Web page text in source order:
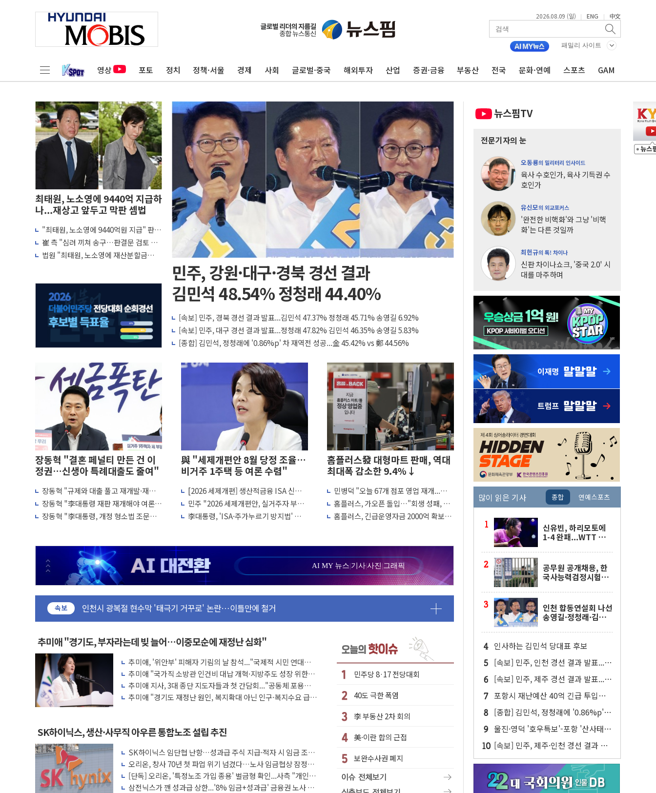
2026.08.09 (일) | ENG | 中文
패밀리 사이트
영상 포토 정치 정책·서울 경제 사회 글로벌·중국 해외투자 산업 증권·금융 부동산 전국 문화·연예 스포츠 GAM
최태원, 노소영에 9440억 지급하
나...재상고 앞두고 막판 셈법
"최태원, 노소영에 9440억원 지급" 판
결…재상고시 다시 대법으로
崔 측 "심려 끼쳐 송구…판결문 검토 후
재상고 여부 결정"·노소영 측 묵묵부답
법원 "최태원, 노소영에 재산분할금
민주, 강원·대구·경북 경선 결과
김민석 48.54% 정청래 44.40%
[속보] 민주, 경북 경선 결과 발표...김민석 47.37% 정청래 45.71% 송영길 6.92%
[속보] 민주, 대구 경선 결과 발표...정청래 47.82% 김민석 46.35% 송영길 5.83%
[종합] 김민석, 정청래에 '0.86%p' 차 재역전 성공...金 45.42% vs 鄭 44.56%
장동혁 "결혼 페널티 만든 건 이
정권…신생아 특례대출도 줄여"
장동혁 "규제와 대출 풀고 재개발·재건
축 촉진하는 것이 부동산 정상화"
장동혁 "李대통령 재판 재개해야 여론조
사 51.9%…그것이 국민의 뜻"
장동혁 "李대통령, 개정 형소법 조문도
與 "세제개편안 8월 당정 조율…
비거주 1주택 등 여론 수렴"
[2026 세제개편] 생산적금융 ISA 신설...
국내 투자 땐 이자·배당 전액 '비과세'
민주 "2026 세제개편안, 실거주자 부담
줄이고 과세 형평 바로잡는 개편"
李대통령, 'ISA·주가누르기 방지법' 전면
홈플러스發 대형마트 판매, 역대
최대폭 감소한 9.4%↓
민병덕 "오늘 67개 점포 영업 재개...장바
구니에 홈플러스 담아달라" 호소
홈플러스, 가오픈 돌입…"회생 성패, 상
품 공급·협력사 신뢰 회복에 달렸다"
홈플러스, 긴급운영자금 2000억 확보…
AI MY 뉴스|기사|사진 |그래픽
속보
[속보] 민주, 강원·대구·경북 경선 결과...김민석 48.54% 정청래 44.40%
[속보] 민주, 경북 경선 결과 발표...김민석 47.37% 정청래 45.71% 송영길 6.92%
[속보] 민주, 대구 경선 결과 발표...정청래 47.82% 김민석 46.35% 송영길 5.83%
정재헌 CEO, SKT 장기고객 400명 맞이…"마음 잇는 시간 되길"
최태원, 노소영에 9440억 지급 확정되나…재상고 앞두고 막판 셈법
하나금융, 명동 소상공인에 '행복상자' 전달
인천시 광복절 현수막 '태극기 거꾸로' 논란…이틀만에 철거
병무청, 보충역 전면 손질… 예술·체육요원 최대 33% 감축
홈플러스發 대형마트 판매, 역대 최대폭 감소한 9.4%↓…유통업계 양극화 심화
윤준병·이해민 의원, '정부 특사'로 콜롬비아 대통령 취임식 참석
'호우·산사태 주의보' 울진 시간당 30mm 강한 비...호우 피해 없어
여야, 황희 '버스 하우스' 공방…野 "청년 우롱 기괴" vs 與 "송구한 해프닝"
풀무원재단, '국제과학연극제 2026'서 어린이 과학연극 2편 수상
현대그린푸드 '텍사스로드하우스' 잠실점, 직장인 핫플레이스로 부상
與 "세제개편안 8월 말 당정 조율 완료…초고가·비거주 1주택 등 여론 수렴"
경인고속도로서 차량 4대 연쇄 추돌…7세 남아 등 4명 부상
"AI가 먼저 알아채고 고친다"…LG유플러스, AI 홈네트워크 구현 첫발
삼성전자, 美국립연구소와 영하 30도 극저온 난방기술 개발한다
[인사] 국무조정실·국무총리비서실
추미애 "경기도, 부자라는데 빚 늘어…이중모순에 재정난 심화"
추미애, '위안부' 피해자 기림의 날 참석..."국제적 시민 연대로
목소리 내야"
추미애 "국가직 소방관 인건비 대납 개혁·지방주도 성장 위한
재정개편 시급"
추미애 지사, 3대 종단 지도자들과 첫 간담회..."공동체 포용에
감사"
추미애 "경기도 재정난 원인, 복지확대 아닌 인구·복지수요 급
SK하이닉스, 생산·사무직 아우른 통합노조 설립 추진
SK하이닉스 임단협 난항…성과급 주식 지급·적자 시 임금 조정
갈등
오리온, 창사 70년 첫 파업 위기 넘겼다…노사 임금협상 잠정합
의
[단독] 오리온, '특정노조 가입 종용' 벌금형 확인...사측 "개인 일
탈, 징계 조치 완료"
삼전닉스가 깬 성과급 상한...'8% 임금+성과급' 금융권 노사 대
민주당 8·17 전당대회
40도 극한 폭염
李 부동산 2차 회의
美·이란 합의 근접
보완수사권 폐지
뉴스핌TV
전문기자의 눈
오동룡의 밀리터리 인사이드
육사 수호인가, 육사 기득권 수
호인가
유신모의 외교포커스
'완전한 비핵화'와 그냥 '비핵
화'는 다른 것일까
최헌규의 톡! 차이나
신판 차이나쇼크, '중국 2.0' 시
대를 마주하며
많이 읽은 기사 종합 연예스포츠
신유빈, 하리모토에
1-4 완패...WTT 챔
행 좌절
공무원 공개채용, 한
국사능력검정시험으
인천 합동연설회 나선
송영길·정청래·김민
인사하는 김민석 당대표 후보
[속보] 민주, 인천 경선 결과 발표...김
민석 45.09% 정청래 43.27% 송영
길 11.63%
[속보] 민주, 제주 경선 결과 발표...김
민석 52.64% 정청래 39.89% 송영
길 7.47%
포항시 재난예산 40억 긴급 투입…
고수온 양식장 복구·지원 '총력'
[종합] 김민석, 정청래에 '0.86%p'
차 재역전 성공...金 45.42% vs 鄭
44.56%
울진·영덕 '호우특보'-포항 '산사태
주의보'...경북도, 호우 피해·통제구
간 없어
[속보] 민주, 제주·인천 경선 결과 발
표...김민석 47.75% 정청래 42.08%